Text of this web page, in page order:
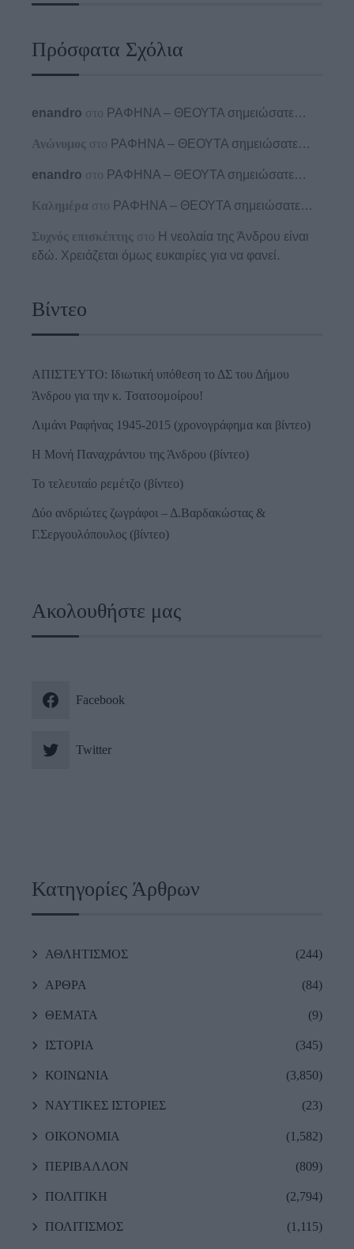
Πρόσφατα Σχόλια
enandro στο ΡΑΦΗΝΑ – ΘΕΟΥΤΑ σημειώσατε…
Ανώνυμος στο ΡΑΦΗΝΑ – ΘΕΟΥΤΑ σημειώσατε…
enandro στο ΡΑΦΗΝΑ – ΘΕΟΥΤΑ σημειώσατε…
Καλημέρα στο ΡΑΦΗΝΑ – ΘΕΟΥΤΑ σημειώσατε…
Συχνός επισκέπτης στο Η νεολαία της Άνδρου είναι
εδώ. Χρειάζεται όμως ευκαιρίες για να φανεί.
Βίντεο
ΑΠΙΣΤΕΥΤΟ: Ιδιωτική υπόθεση το ΔΣ του Δήμου
Άνδρου για την κ. Τσατσομοίρου!
Λιμάνι Ραφήνας 1945-2015 (χρονογράφημα και βίντεο)
Η Μονή Παναχράντου της Άνδρου (βίντεο)
Το τελευταίο ρεμέτζο (βίντεο)
Δύο ανδριώτες ζωγράφοι – Δ.Βαρδακώστας &
Γ.Σεργουλόπουλος (βίντεο)
Ακολουθήστε μας
Facebook
Twitter
Κατηγορίες Άρθρων
ΑΘΛΗΤΙΣΜΟΣ (244)
ΑΡΘΡΑ (84)
ΘΕΜΑΤΑ (9)
ΙΣΤΟΡΙΑ (345)
ΚΟΙΝΩΝΙΑ (3,850)
ΝΑΥΤΙΚΕΣ ΙΣΤΟΡΙΕΣ (23)
ΟΙΚΟΝΟΜΙΑ (1,582)
ΠΕΡΙΒΑΛΛΟΝ (809)
ΠΟΛΙΤΙΚΗ (2,794)
ΠΟΛΙΤΙΣΜΟΣ (1,115)